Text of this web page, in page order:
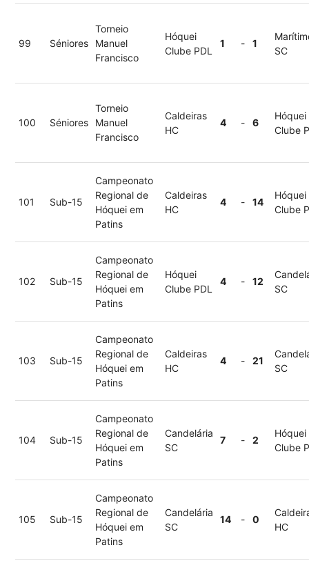
99 Séniores
Torneio
Manuel
Francisco
Hóquei
Clube PDL
1 - 1
SC
100 Séniores
Torneio
Manuel
Francisco
Caldeiras
HC
4 - 6
Hóquei
Clube
101 Sub-15
Campeonato
Regional de
Hóquei em
Patins
Caldeiras
HC
4 - 14
Hóquei
Clube
102 Sub-15
Campeonato
Regional de
Hóquei em
Patins
Hóquei
Clube PDL
4 - 12
SC
103 Sub-15
Campeonato
Regional de
Hóquei em
Patins
Caldeiras
HC
4 - 21
SC
104 Sub-15
Campeonato
Regional de
Hóquei em
Patins
Candelária
SC
7 - 2
Hóquei
Clube
105 Sub-15
Campeonato
Regional de
Hóquei em
Patins
Candelária
SC
14 - 0
HC